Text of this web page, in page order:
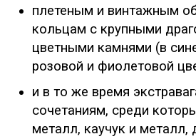
плетеным и винтажным
кольцам с крупными
цветными камнями (в
розовой и фиолетовой
и в то же время
сочетаниям, среди
металл, каучук и металл,